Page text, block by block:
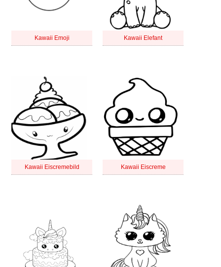
Kawaii Emoji Kawaii Elefant
Kawaii Eiscremebild Kawaii Eiscreme